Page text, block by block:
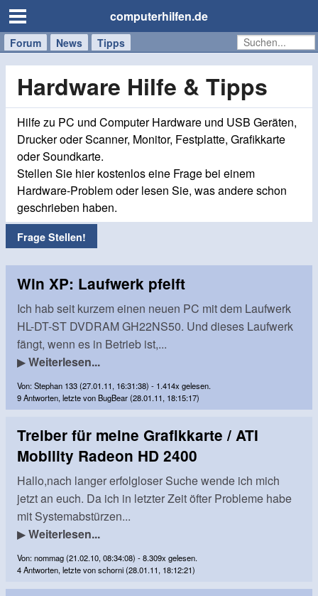
computerhilfen.de
Forum News Tipps
Handy
Windows
Mac
Hardware Hilfe & Tipps
Hilfe zu PC und Computer Hardware und USB Geräten,
Drucker oder Scanner, Monitor, Festplatte, Grafikkarte
oder Soundkarte.
Stellen Sie hier kostenlos eine Frage bei einem
Hardware-Problem oder lesen Sie, was andere schon
geschrieben haben.
Frage Stellen!
Win XP: Laufwerk pfeift
Ich hab seit kurzem einen neuen PC mit dem Laufwerk
HL-DT-ST DVDRAM GH22NS50. Und dieses Laufwerk
fängt, wenn es in Betrieb ist,...
▶Weiterlesen...
Von: Stephan 133 (27.01.11, 16:31:38) - 1.414x gelesen.
9 Antworten, letzte von BugBear (28.01.11, 18:15:17)
Treiber für meine Grafikkarte / ATI
Mobility Radeon HD 2400
Hallo,nach langer erfolgloser Suche wende ich mich
jetzt an euch. Da ich in letzter Zeit öfter Probleme habe
mit Systemabstürzen...
▶Weiterlesen...
Von: nommag (21.02.10, 08:34:08) - 8.309x gelesen.
4 Antworten, letzte von schorni (28.01.11, 18:12:21)